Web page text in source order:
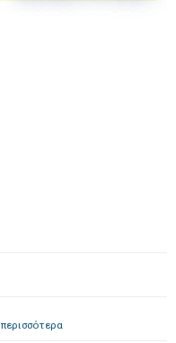
περισσότερα